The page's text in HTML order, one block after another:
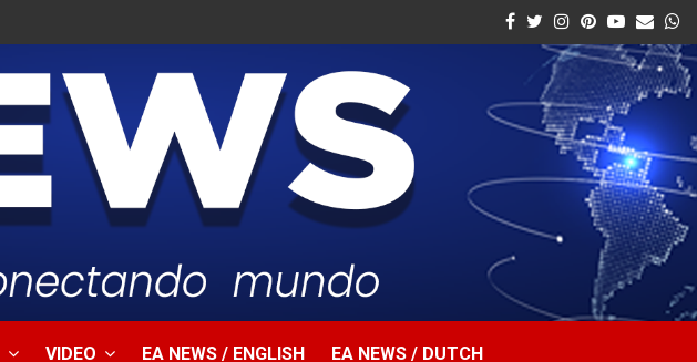
Facebook
Twitter
Instagram
Pinterest
Youtube
Email
VIDEO EA NEWS / ENGLISH EA NEWS / DUTCH